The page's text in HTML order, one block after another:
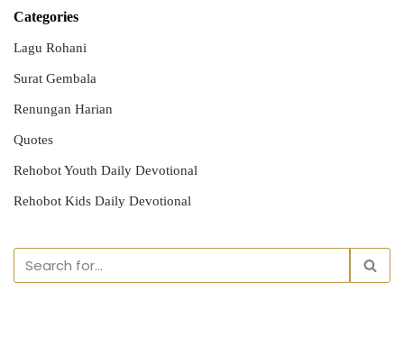
Categories
Lagu Rohani
Surat Gembala
Renungan Harian
Quotes
Rehobot Youth Daily Devotional
Rehobot Kids Daily Devotional